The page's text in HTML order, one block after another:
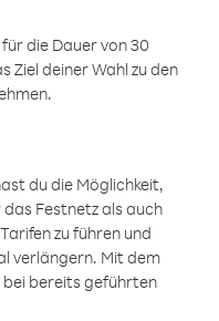
die Dauer von 30
Ziel deiner Wahl zu den
du die Möglichkeit,
Festnetz als auch
zu führen und
verlängern. Mit dem
bereits geführten